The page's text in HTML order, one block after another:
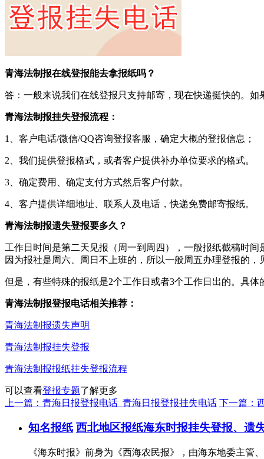
青海法制报在线登报能去拿报纸吗？
答：一般来说我们在线登报只支持邮寄，现在快递挺快的。
青海法制报挂失登报流程：
1、客户电话/微信/QQ咨询登报客服，确定大概的登报信息；
2、我们提供登报格式，或者客户提供补办单位要求的格式。
3、确定费用、确定支付方式然后客户付款。
4、客户提供详细地址、联系人及电话，快递免费邮寄报纸。
青海法制报遗失登报要多久？
工作日时间是第二天见报（周一到周四），一般报纸截稿时间
因为报社是周六、周日不上班的，所以一般周五办理登报的
但是，有些特殊的报纸是2个工作日或者3个工作日出的。具
青海法制报登报电话相关推荐：
青海法制报遗失声明
青海法制报挂失登报
青海法制报报纸挂失登报流程
可以查看登报专题了解更多
上一篇：青海日报登报电话_青海日报登报挂失电话 下一篇：
知名报纸 西北地区报纸海东时报挂失登报、遗
《海东时报》前身为《西海农民报》，由海东地委主管